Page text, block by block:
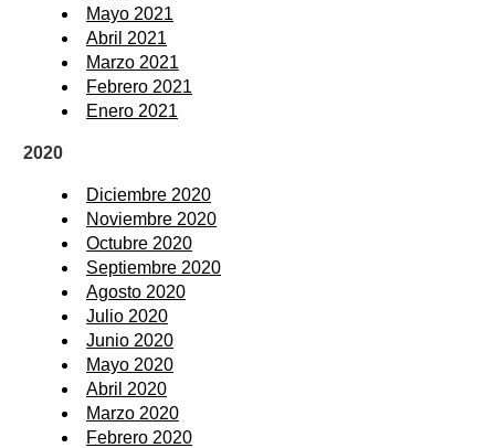
Mayo 2021
Abril 2021
Marzo 2021
Febrero 2021
Enero 2021
2020
Diciembre 2020
Noviembre 2020
Octubre 2020
Septiembre 2020
Agosto 2020
Julio 2020
Junio 2020
Mayo 2020
Abril 2020
Marzo 2020
Febrero 2020